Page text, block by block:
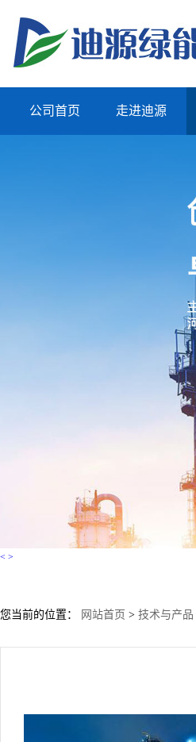
公司首页 走进迪源
< >
您当前的位置： 网站首页 > 技术与产品